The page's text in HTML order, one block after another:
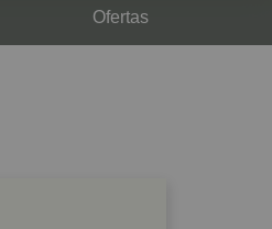
Ofertas